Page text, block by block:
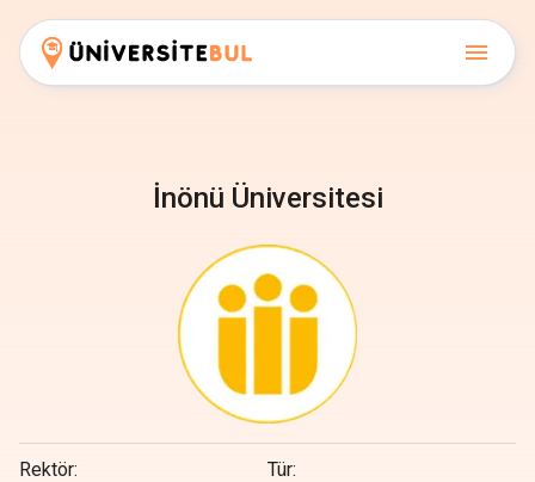
İnönü Üniversitesi
Rektör: Tür: